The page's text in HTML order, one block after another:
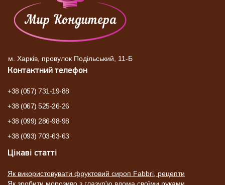
м. Харків, провулок Подільський, 11-Б
Контактний телефон
+38 (057) 731-19-88
+38 (067) 525-26-26
+38 (099) 286-98-98
+38 (093) 703-63-63
Цікаві статті
Як використовувати фруктовий сироп Fabbri, рецепти